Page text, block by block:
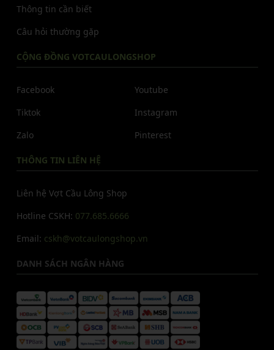
Thông tin cần biết
Câu hỏi thường gặp
CỘNG ĐỒNG VOTCAULONGSHOP
Facebook
Tiktok
Zalo
Youtube
Instagram
Pinterest
THÔNG TIN LIÊN HỆ
Liên hệ Vợt Cầu Lông Shop
Hotline CSKH: 077.685.6666
Email: cskh@votcaulongshop.vn
DANH SÁCH NGÂN HÀNG